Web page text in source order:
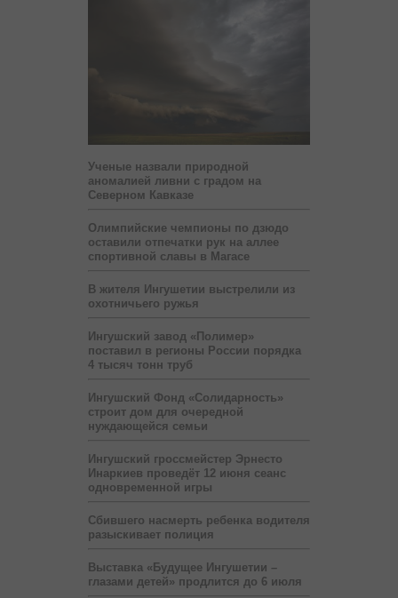
Ученые назвали природной
аномалией ливни с градом на
Северном Кавказе
Олимпийские чемпионы по дзюдо
оставили отпечатки рук на аллее
спортивной славы в Магасе
В жителя Ингушетии выстрелили из
охотничьего ружья
Ингушский завод «Полимер»
поставил в регионы России порядка
4 тысяч тонн труб
Ингушский Фонд «Солидарность»
строит дом для очередной
нуждающейся семьи
Ингушский гроссмейстер Эрнесто
Инаркиев проведёт 12 июня сеанс
одновременной игры
Сбившего насмерть ребенка водителя
разыскивает полиция
Выставка «Будущее Ингушетии –
глазами детей» продлится до 6 июля